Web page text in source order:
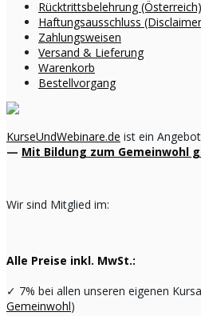
Rücktrittsbelehrung (Österreich)
Haftungsausschluss
Zahlungsweisen
Versand & Lieferung
Warenkorb
Bestellvorgang
KurseUndWebinare.de ist ein
— Mit Bildung zum Gemeinwohl
Wir sind Mitglied im:
Alle Preise inkl. MwSt.:
✓ 7% bei allen unseren eigenen
Gemeinwohl)